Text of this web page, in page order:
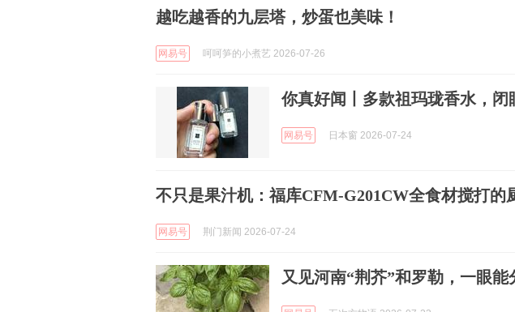
越吃越香的九层塔，炒蛋也美味！
网易号 呵呵笋的小煮艺 2026-07-26
你真好闻丨多款祖玛珑香水，闭
网易号 日本窗 2026-07-24
不只是果汁机：福库CFM-G201CW全食材搅打的
网易号 荆门新闻 2026-07-24
又见河南“荆芥”和罗勒，一眼能